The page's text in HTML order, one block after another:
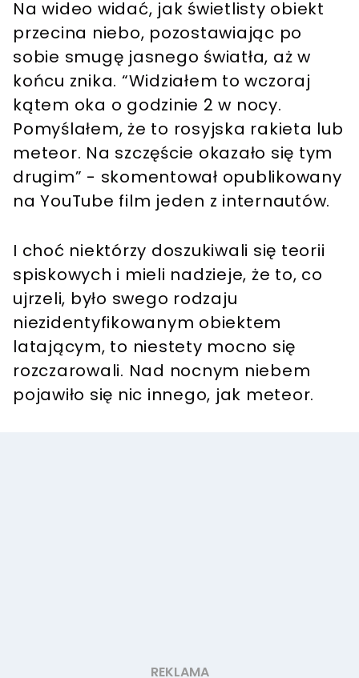
Na wideo widać, jak świetlisty obiekt
przecina niebo, pozostawiając po
sobie smugę jasnego światła, aż w
końcu znika. “Widziałem to wczoraj
kątem oka o godzinie 2 w nocy.
Pomyślałem, że to rosyjska rakieta lub
meteor. Na szczęście okazało się tym
drugim” - skomentował opublikowany
na YouTube film jeden z internautów.
I choć niektórzy doszukiwali się teorii
spiskowych i mieli nadzieje, że to, co
ujrzeli, było swego rodzaju
niezidentyfikowanym obiektem
latającym, to niestety mocno się
rozczarowali. Nad nocnym niebem
pojawiło się nic innego, jak meteor.